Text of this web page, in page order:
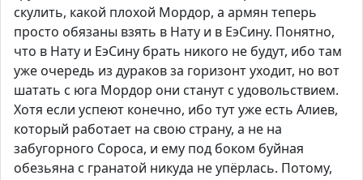
скулить, какой плохой Мордор, а армян теперь
просто обязаны взять в Нату и в ЕэСину. Понятно,
что в Нату и ЕэСину брать никого не будут, ибо там
уже очередь из дураков за горизонт уходит, но вот
шатать с юга Мордор они станут с удовольствием.
Хотя если успеют конечно, ибо тут уже есть Алиев,
который работает на свою страну, а не на
забугорного Сороса, и ему под боком буйная
обезьяна с гранатой никуда не упёрлась. Потому,